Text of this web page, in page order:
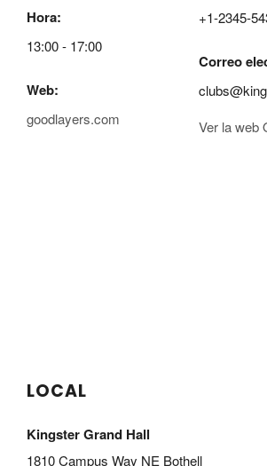
Hora:
13:00 - 17:00
Web:
goodlayers.com
+1-2345-
Correo
Ver la web
LOCAL
Kingster Grand Hall
1810 Campus Way NE Bothell